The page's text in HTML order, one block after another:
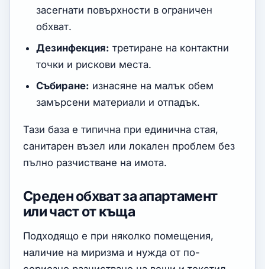
засегнати повърхности в ограничен
обхват.
Дезинфекция: третиране на контактни
точки и рискови места.
Събиране: изнасяне на малък обем
замърсени материали и отпадък.
Тази база е типична при единична стая,
санитарен възел или локален проблем без
пълно разчистване на имота.
Среден обхват за апартамент
или част от къща
Подходящо е при няколко помещения,
наличие на миризма и нужда от по-